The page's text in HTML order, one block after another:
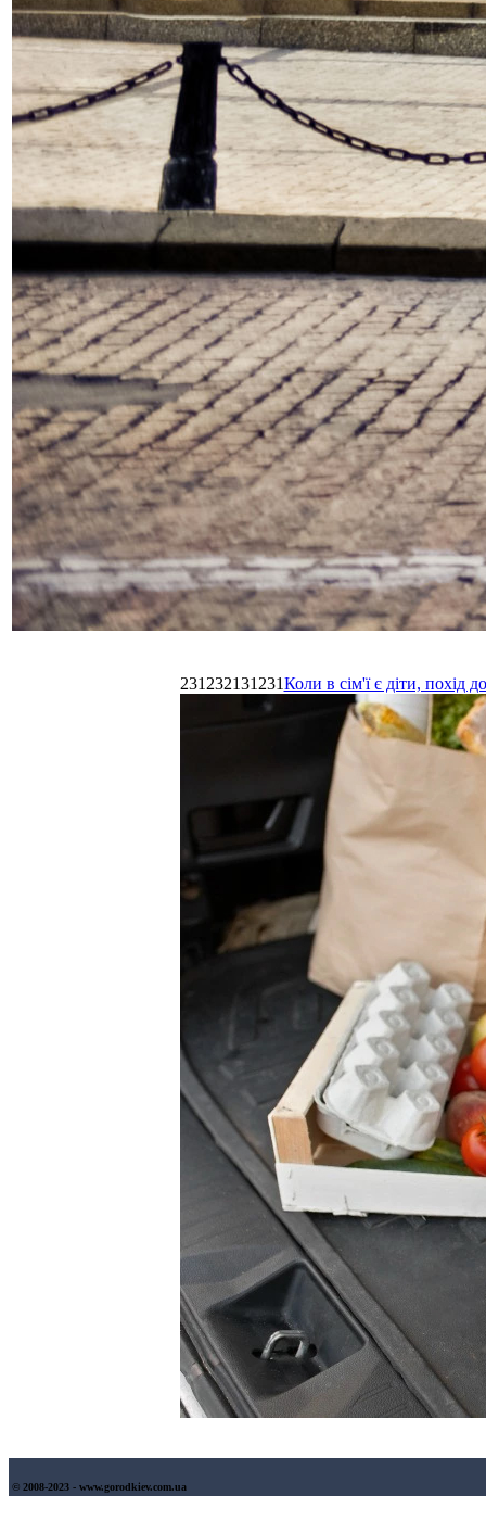
231232131231Коли в сім'ї є діти,
© 2008-2023 - www.gorodkiev.com.ua